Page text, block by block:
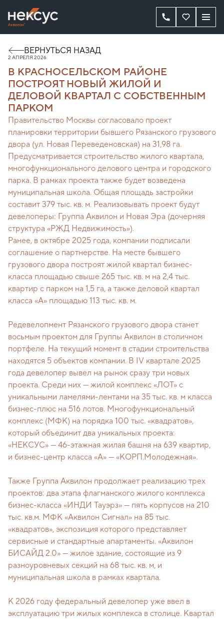
ВЕРНУТЬСЯ НАЗАД
2 АПРЕЛЯ 2026
В КРАСНОСЕЛЬСКОМ РАЙОНЕ
ПОСТРОЯТ НОВЫЙ ЖИЛОЙ И
ДЕЛОВОЙ КВАРТАЛ С СОБСТВЕННЫМ
ПАРКОМ
Правительство Москвы согласовало проект
планировки территории бывшего Рязанского грузового
двора (ул. Новая Переведеновская) на 31,98 га.
Предусматривается строительство жилого квартала,
многофункционального делового центра и городского
парка. В рамках проекта также будет возведена
муниципальная школа. Общая площадь застройки
составит 379 тыс. кв. м. Реализовывать проект будут
девелоперы: Группа Аквилон и Новая Эра (дочерняя
структура «РЖД Недвижимость»).
Ранее, в октябре 2025 года, компании подписали
соглашение о партнерстве. На месте бывшего
грузового двора построят жилой квартал бизнес-
класса площадью свыше 265 тыс. кв. м на 2,4 тыс.
квартир с парком на 1,5 га, а также деловой квартал
класса «А» площадью 113 тыс. кв. м.
Редевелопмент Рязанского грузового двора станет
восьмым проектом для Группы Аквилон в столичном
портфеле. На текущий момент в стадии строительства
находятся 5 объектов компании. В IV квартале 2025
года девелопер вывел на рынок сразу три новых
проекта. Среди них — жилой комплекс «ЛОТ» с
уникальными ламелями-лентами на 35 тыс. кв. м класса
бизнес-плюс на 516 лотов. Многофункциональный
комплекс (МФК) на порядка 100 тыс. «квадратов»,
который объединит два уникальных проекта:
«НЕКСУС» — 46-этажная жилая башня на 639 квартир,
и бизнес-центр класса «А» — «КОРП.Молодежная».
Также Группа Аквилон продолжает реализацию трех
проектов: два этапа флагманского жилого комплекса
бизнес-класса «ИНДИ Тауэрз» — пять корпусов на 210
тыс. кв.м. МФК «Аквилон Сигнал» на 85 тыс.
«квадратов», экспозиция которого представляет
сервисные и стандартные апартаменты. «Аквилон
БИСАЙД 2.0» — жилое здание, состоящие из 9
разноуровневых секций на 68 тыс. кв. м, и
муниципальная школа в рамках квартала.
К 2026 году федеральный девелопер уже ввел в
эксплуатацию три жилых комплекса в столице. Квартал